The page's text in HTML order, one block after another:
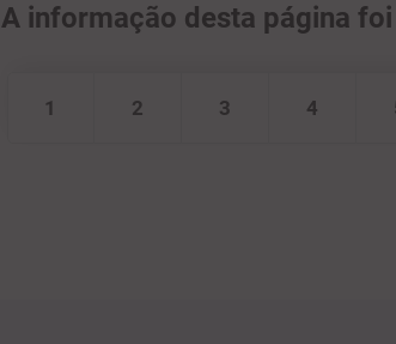
A informação desta página
1 2 3 4